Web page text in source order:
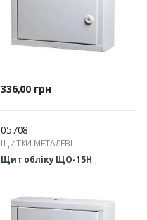
Ціна
336,00 грн
05708
ЩИТКИ МЕТАЛЕВІ
Щит обліку ЩО-15Н